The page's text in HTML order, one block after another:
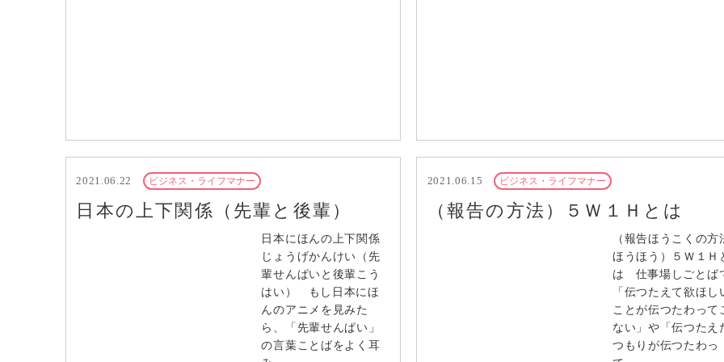
2021.06.22 ビジネス・ライフマナー
日本の上下関係（先輩と後輩）
日本にほんの上下関係
じょうげかんけい（先
輩せんぱいと後輩こう
はい） もし日本にほ
んのアニメを見みた
ら、「先輩せんぱい」
の言葉ことばをよく耳
2021.06.15 ビジネス・ライフマナー
（報告の方法）５Ｗ１Ｈとは
（報告ほうこくの方
ほうほう）５Ｗ１Ｈ
は 仕事場しごとば
「伝つたえて欲ほし
ことが伝つたわって
ない」や「伝つたえ
つもりが伝つたわっ